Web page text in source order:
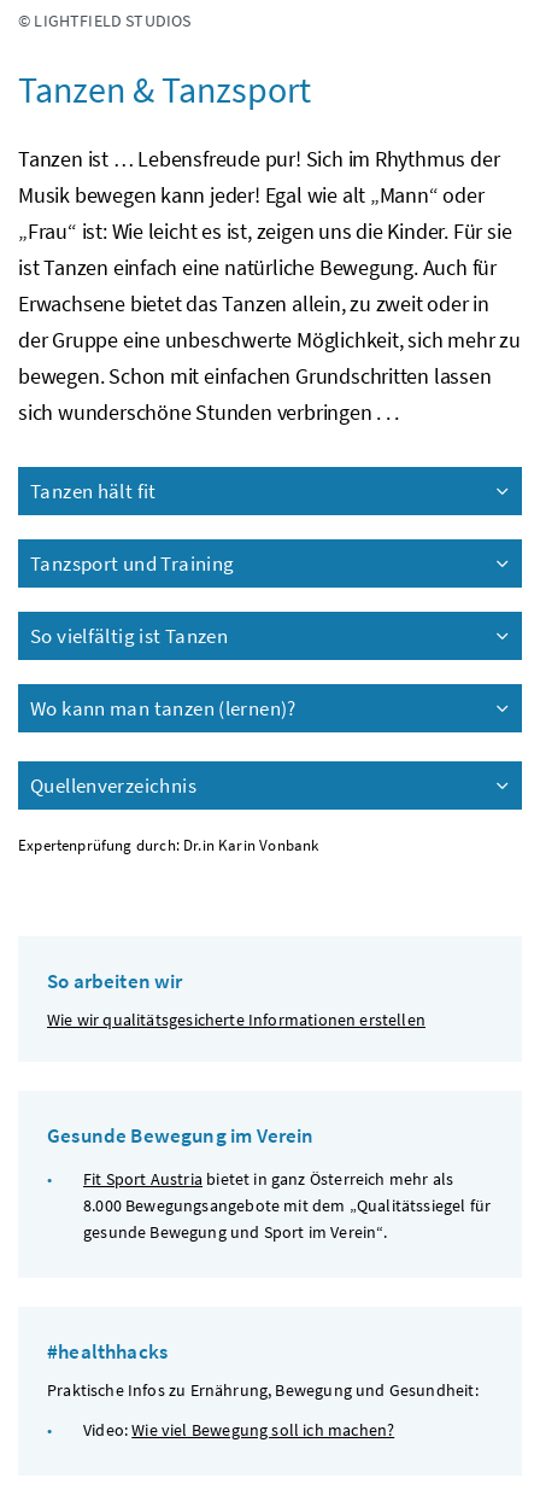
© LIGHTFIELD STUDIOS
Tanzen & Tanzsport
Tanzen ist … Lebensfreude pur! Sich im Rhythmus der
Musik bewegen kann jeder! Egal wie alt „Mann“ oder
„Frau“ ist: Wie leicht es ist, zeigen uns die Kinder. Für sie
ist Tanzen einfach eine natürliche Bewegung. Auch für
Erwachsene bietet das Tanzen allein, zu zweit oder in
der Gruppe eine unbeschwerte Möglichkeit, sich mehr zu
bewegen. Schon mit einfachen Grundschritten lassen
sich wunderschöne Stunden verbringen . . .
Tanzen hält fit
Tanzsport und Training
So vielfältig ist Tanzen
Wo kann man tanzen (lernen)?
Quellenverzeichnis
Expertenprüfung durch: Dr.in Karin Vonbank
So arbeiten wir
Wie wir qualitätsgesicherte Informationen erstellen
Gesunde Bewegung im Verein
Fit Sport Austria bietet in ganz Österreich mehr als
8.000 Bewegungsangebote mit dem „Qualitätssiegel für
gesunde Bewegung und Sport im Verein“.
#healthhacks
Praktische Infos zu Ernährung, Bewegung und Gesundheit:
Video:Wie viel Bewegung soll ich machen?